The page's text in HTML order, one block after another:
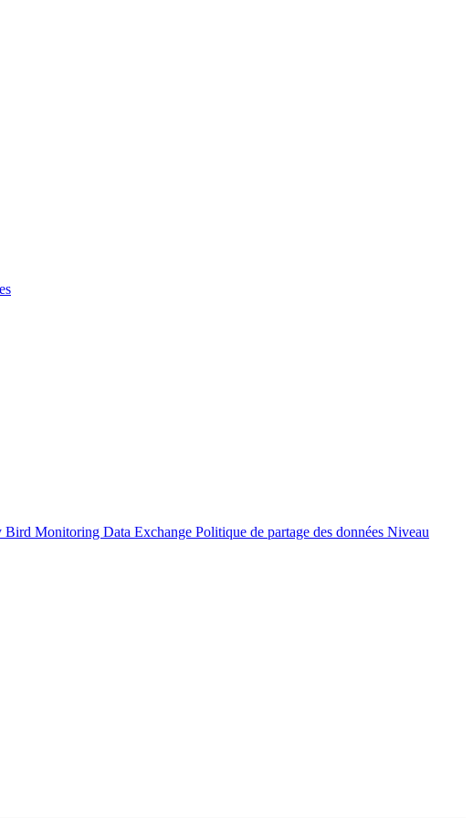
Bird Monitoring Data Exchange Politique de partage des données Niveau